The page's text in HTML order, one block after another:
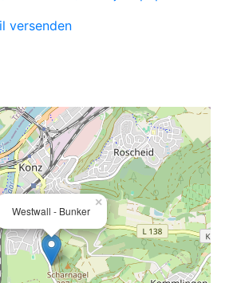
versenden
Westwall - Bunker
×